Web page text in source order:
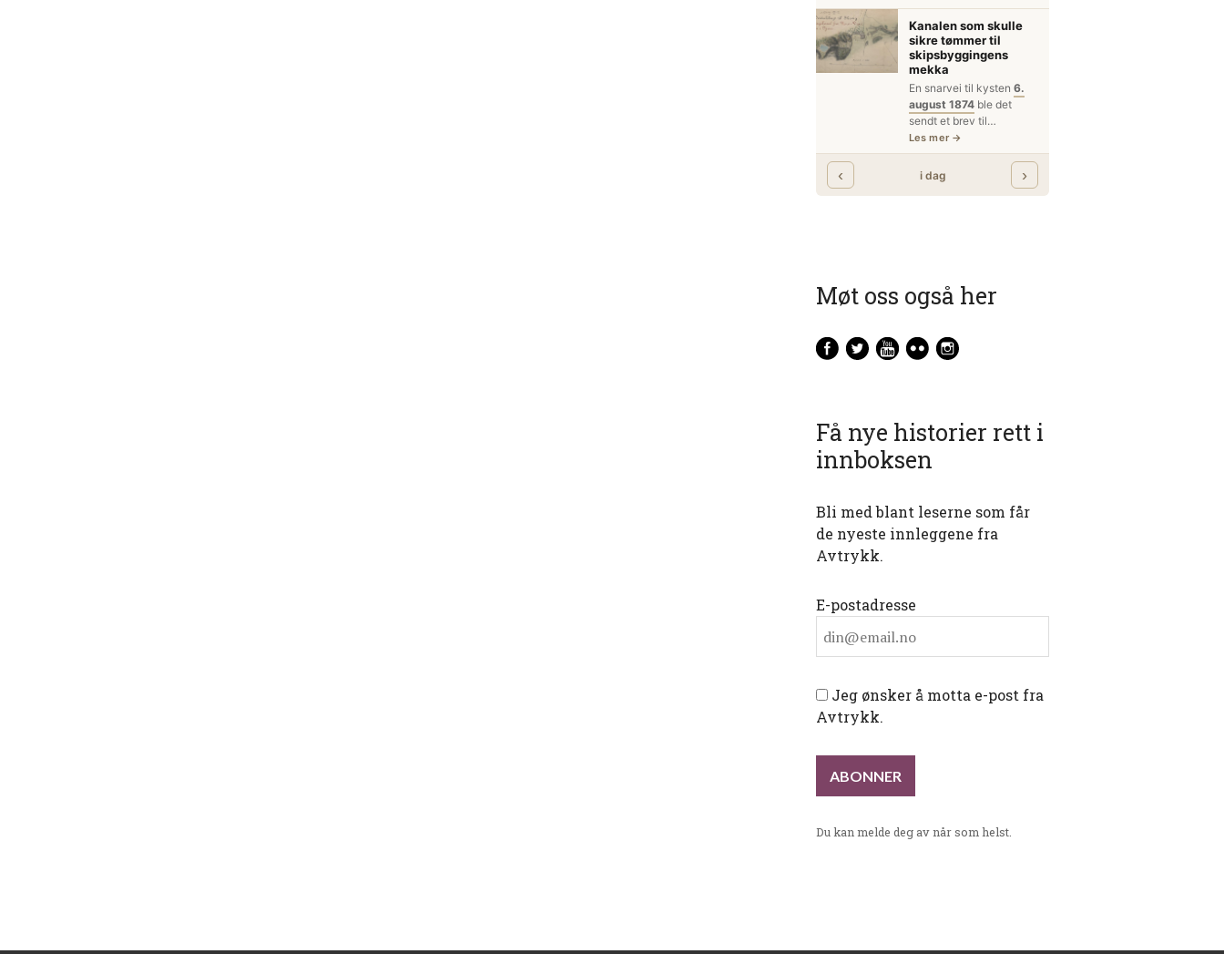
Møt oss også her
Få nye historier rett i
innboksen
Bli med blant leserne som får
de nyeste innleggene fra
Avtrykk.
E-postadresse
Jeg ønsker å motta e-post fra
Avtrykk.
Du kan melde deg av når som helst.